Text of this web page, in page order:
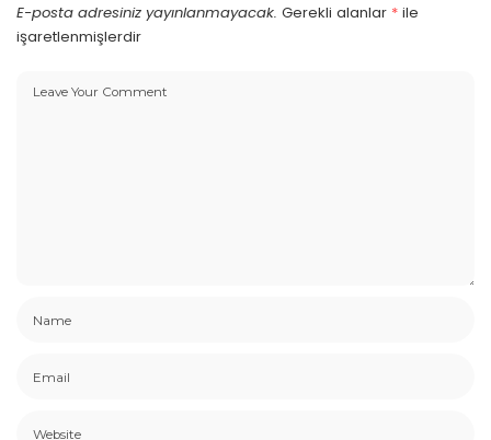
E-posta adresiniz yayınlanmayacak. Gerekli alanlar * ile
işaretlenmişlerdir